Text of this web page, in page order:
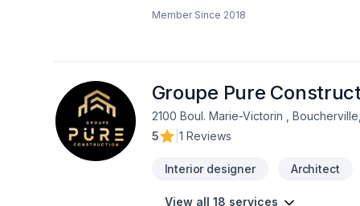
rendus couleurs 3D, réalisation de
Conception Leblanc inc : Une
dans sa catégorie entreprise.
Member Since 2018
Groupe Pure
2100 Boul. Marie-Victorin ,
5
1 Reviews
Interior designer Architect
View all 18 services